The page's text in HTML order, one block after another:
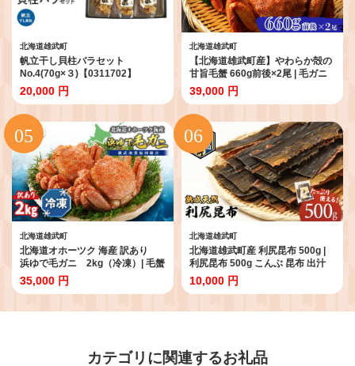
北海道雄武町
帆立干し貝柱バラセット
No.4(70g×３)【0311702】
20,000 円
北海道雄武町
【北海道雄武町産】やわらか殻の
甘旨毛蟹 660g前後×2尾 | 毛ガニ
カニ かに 蟹 殻付き 浜茹で ジュー
シー 海産物 海鮮 冷凍 鮮度直送 柔
らかい 食べやすい 蟹料理 ギフト
おすすめ 贈答用 鮮魚 食材 海の幸
お取り寄せ 北海道 雄武町 雄武
【07188】
39,000 円
北海道雄武町
北海道オホーツク 海産 訳あり
浜ゆで毛ガニ 2kg（冷凍）| 毛蟹
毛ガニ 毛がに 蟹 かに カニ 2kg
オホーツク産 雄武町 雄武産 ふる
茹で 冷凍【07129】
35,000 円
北海道雄武町
北海道雄武町産 利尻昆布 500g |
利尻昆布 500g こんぶ 昆布 出汁
ダシ 昆布だし 天然 利尻昆布 利尻
ミネラル豊富 流氷育ち 栄養豊富
ホーツク海 海鮮 海産物 海 味噌汁
しい 澄んだ出汁 橋詰産業株式会
10,000 円
カテゴリに関連するお礼品